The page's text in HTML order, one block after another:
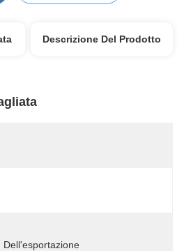
Descrizione Del Prodotto
Dell'esportazione